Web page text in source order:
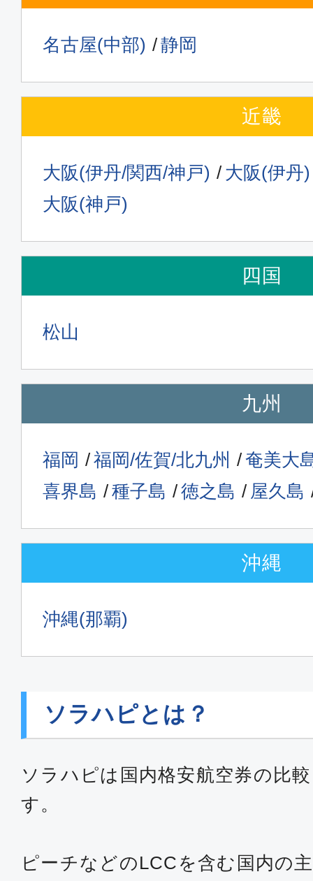
名古屋(中部) 静岡
近畿
大阪(伊丹/関西/神戸)
大阪(伊丹)
大阪(神戸)
四国
松山
九州
福岡 福岡/佐賀/北九州
奄美大
喜界島
種子島 徳之島 屋久島
沖縄
沖縄(那覇)
ソラハピとは？
ソラハピは国内格安航空券の比
す。
ピーチなどのLCCを含む国内の